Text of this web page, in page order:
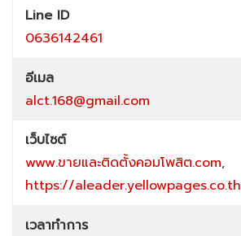
Line ID
0636142461
อีเมล
alct.168@gmail.com
เว็บไซต์
www.ขายและติดตั้งคอมโพสิต.com,
https://aleader.yellowpages.co.th
เวลาทำการ